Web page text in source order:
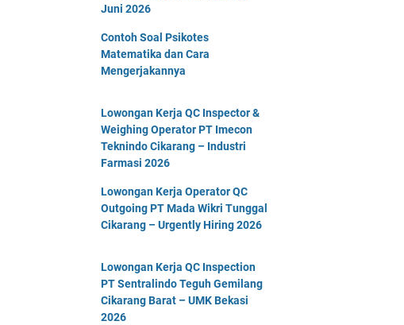
Juni 2026
Contoh Soal Psikotes
Matematika dan Cara
Mengerjakannya
Lowongan Kerja QC Inspector &
Weighing Operator PT Imecon
Teknindo Cikarang – Industri
Farmasi 2026
Lowongan Kerja Operator QC
Outgoing PT Mada Wikri Tunggal
Cikarang – Urgently Hiring 2026
Lowongan Kerja QC Inspection
PT Sentralindo Teguh Gemilang
Cikarang Barat – UMK Bekasi
2026